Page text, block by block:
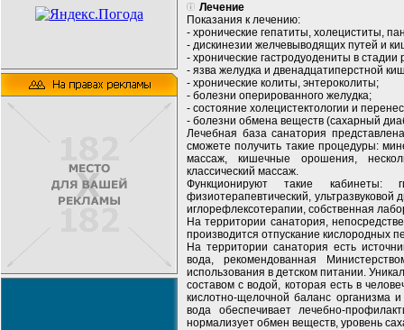
Лечение
Показания к лечению:
- хронические гепатиты, холециститы,
- дискинезии желчевыводящих путей и
- хронические гастродуодениты в стадии
- язва желудка и двенадцатиперстной
- хронические колиты, энтероколиты;
- болезни оперированного желудка;
- состояние холецистектологии и
- болезни обмена веществ (сахарный
Лечебная база санатория
сможете получить такие процедуры:
массаж, кишечные орошения,
классический массаж.
Функционируют такие кабинеты:
физиотерапевтический, ультразвуковой
иглорефлексотерапии, собственная
На территории санатория,
производится отпускание кислородных
На территории санатория есть
вода, рекомендованная
использования в детском питании.
составом с водой, которая есть в
кислотно-щелочной баланс организма
вода обеспечивает лечебно-
нормализует обмен веществ, уровень